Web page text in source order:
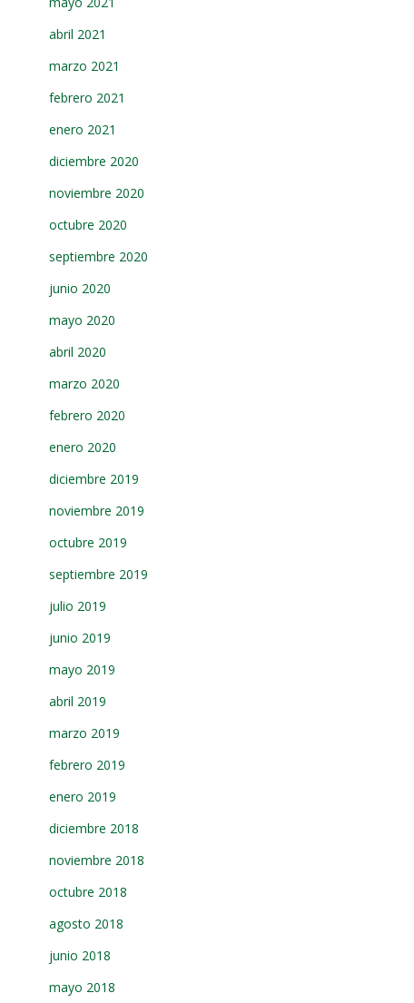
abril 2021
marzo 2021
febrero 2021
enero 2021
diciembre 2020
noviembre 2020
octubre 2020
septiembre 2020
junio 2020
mayo 2020
abril 2020
marzo 2020
febrero 2020
enero 2020
diciembre 2019
noviembre 2019
octubre 2019
septiembre 2019
julio 2019
junio 2019
mayo 2019
abril 2019
marzo 2019
febrero 2019
enero 2019
diciembre 2018
noviembre 2018
octubre 2018
agosto 2018
junio 2018
mayo 2018